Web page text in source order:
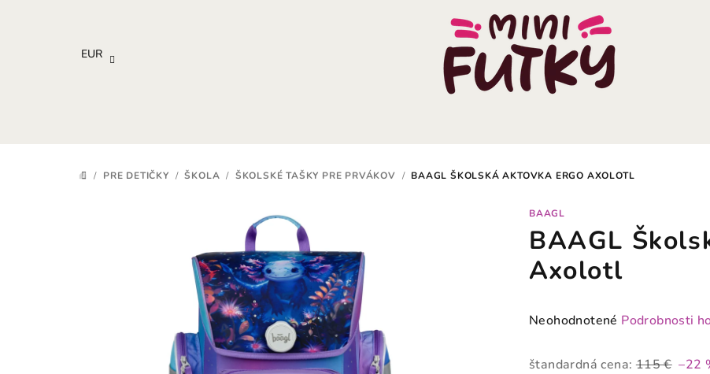
EUR
DOMOV
/ PRE DETIČKY / ŠKOLA / ŠKOLSKÉ TAŠKY PRE PRVÁKOV / BAAGL ŠKOLSKÁ AKTOVKA ERGO AXOLOTL
BAAGL
BAAGL
Axolotl
Priemerné
produktu
Neohodnotené Podrobnosti
štandardná cena: 115 € –22